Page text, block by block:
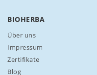
u
n
r
e
BIOHERBA
Über uns
Impressum
Zertifikate
Blog